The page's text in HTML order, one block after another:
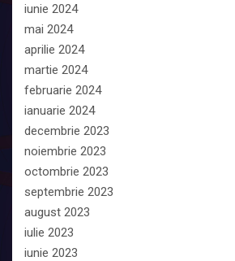
iunie 2024
mai 2024
aprilie 2024
martie 2024
februarie 2024
ianuarie 2024
decembrie 2023
noiembrie 2023
octombrie 2023
septembrie 2023
august 2023
iulie 2023
iunie 2023